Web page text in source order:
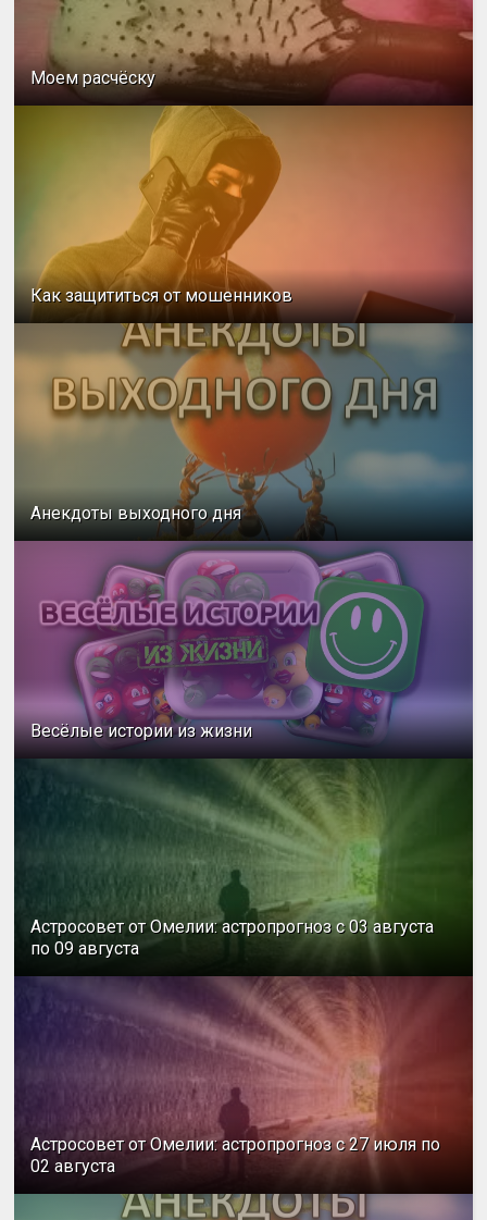
Моем расчёску
Как защититься от мошенников
Анекдоты выходного дня
Весёлые истории из жизни
Астросовет от Омелии: астропрогноз с 03 августа
по 09 августа
Астросовет от Омелии: астропрогноз с 27 июля по
02 августа